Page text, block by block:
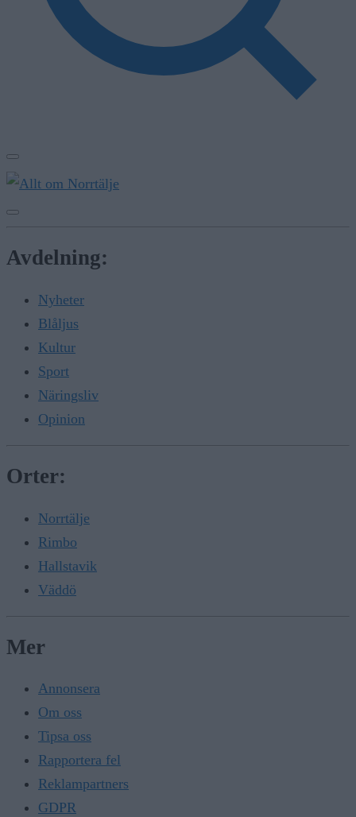
Avdelning:
Nyheter
Blåljus
Kultur
Sport
Näringsliv
Opinion
Orter:
Norrtälje
Rimbo
Hallstavik
Väddö
Mer
Annonsera
Om oss
Tipsa oss
Rapportera fel
Reklampartners
GDPR